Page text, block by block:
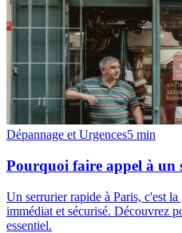
Dépannage et Urgences5 min
Pourquoi faire appel à un
Un serrurier rapide à Paris, c'est
immédiat et sécurisé. Découvrez
essentiel.